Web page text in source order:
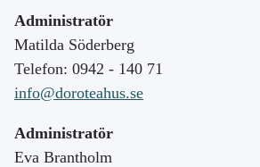
Administratör
Matilda Söderberg
Telefon: 0942 - 140 71
info@doroteahus.se
Administratör
Eva Brantholm